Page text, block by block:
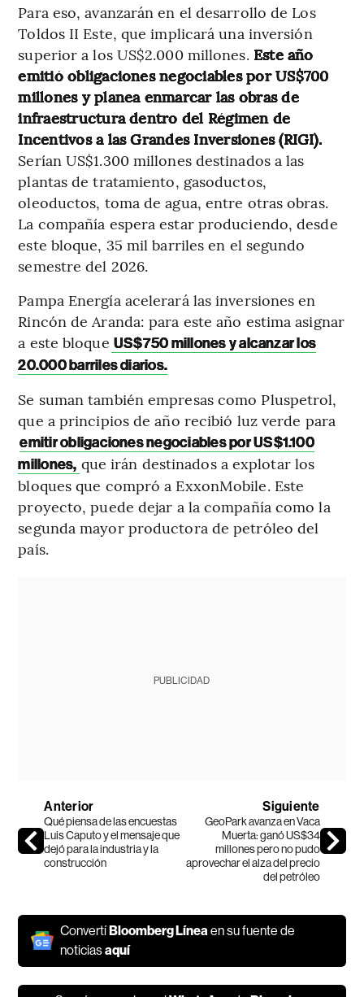
Para eso, avanzarán en el desarrollo de Los
Toldos II Este, que implicará una inversión
superior a los US$2.000 millones. Este año
emitió obligaciones negociables por US$700
millones y planea enmarcar las obras de
infraestructura dentro del Régimen de
Incentivos a las Grandes Inversiones (RIGI).
Serían US$1.300 millones destinados a las
plantas de tratamiento, gasoductos,
oleoductos, toma de agua, entre otras obras.
La compañía espera estar produciendo, desde
este bloque, 35 mil barriles en el segundo
semestre del 2026.
Pampa Energía acelerará las inversiones en
Rincón de Aranda: para este año estima asignar
a este bloque US$750 millones y alcanzar los
20.000 barriles diarios.
Se suman también empresas como Pluspetrol,
que a principios de año recibió luz verde para
emitir obligaciones negociables por US$1.100
millones, que irán destinados a explotar los
bloques que compró a ExxonMobile. Este
proyecto, puede dejar a la compañía como la
segunda mayor productora de petróleo del
país.
PUBLICIDAD
Anterior
Qué piensa de las encuestas
Luis Caputo y el mensaje que
dejó para la industria y la
construcción
Siguiente
GeoPark avanza en Vaca
Muerta: ganó US$34
millones pero no pudo
aprovechar el alza del precio
del petróleo
ConvertíBloomberg Línea en su fuente de
noticiasaquí